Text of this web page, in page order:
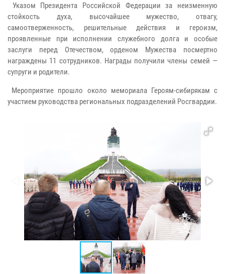
Указом Президента Российской Федерации за неизменную
стойкость духа, высочайшее мужество, отвагу,
самоотверженность, решительные действия и героизм,
проявленные при исполнении служебного долга и особые
заслуги перед Отечеством, орденом Мужества посмертно
награждены 11 сотрудников. Награды получили члены семей —
супруги и родители.
Мероприятие прошло около мемориала Героям-сибирякам с
участием руководства региональных подразделений Росгвардии.